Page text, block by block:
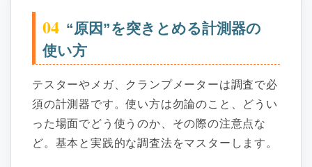
04 “原因”を突きとめる計測器の
使い方
テスターやメガ、クランプメーターは調査で必
須の計測器です。使い方は勿論のこと、どうい
った場面でどう使うのか、その際の注意点な
ど。基本と実践的な調査法をマスターします。